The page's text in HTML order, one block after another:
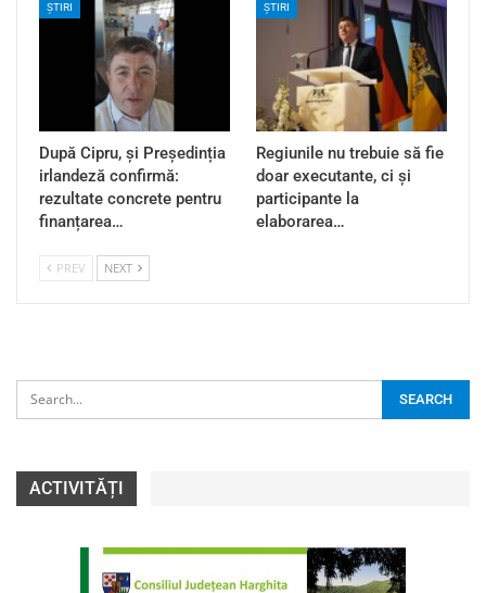
ȘTIRI
După Cipru, și Președinția
irlandeză confirmă:
rezultate concrete pentru
finanțarea…
ȘTIRI
Regiunile nu trebuie să fie
doar executante, ci și
participante la
elaborarea…
PREV NEXT
ACTIVITĂȚI